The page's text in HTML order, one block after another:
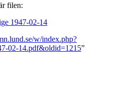
filen:
1947-02-14
w/index.php?
02-14.pdf&oldid=1215”